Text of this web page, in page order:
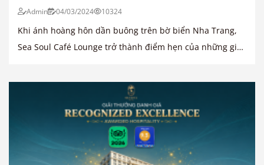
Admin 04/03/2024 10324
Khi ánh hoàng hôn dần buông trên bờ biển Nha Trang,
Sea Soul Café Lounge trở thành điểm hẹn của những giai